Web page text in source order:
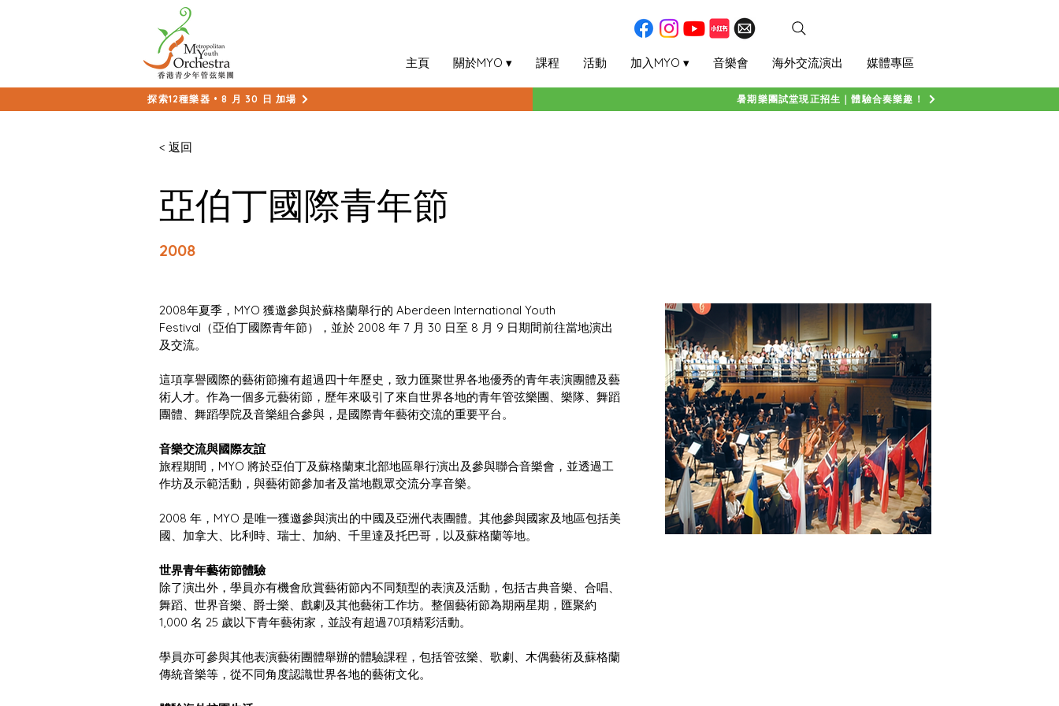
主頁 關於MYO ▾ 課程 活動 加入MYO ▾ 音樂會 海外交流演出 媒體專區
探索12種樂器 • 8 月 30 日 加場 暑期樂團試堂現正招生｜體驗合奏樂趣！
< 返回
亞伯丁國際青年節
2008
2008年夏季，MYO 獲邀參與於蘇格蘭舉行的 Aberdeen International Youth
Festival（亞伯丁國際青年節），並於 2008 年 7 月 30 日至 8 月 9 日期間前往當地演出
及交流。
這項享譽國際的藝術節擁有超過四十年歷史，致力匯聚世界各地優秀的青年表演團體及藝
術人才。作為一個多元藝術節，歷年來吸引了來自世界各地的青年管弦樂團、樂隊、舞蹈
團體、舞蹈學院及音樂組合參與，是國際青年藝術交流的重要平台。
音樂交流與國際友誼
旅程期間，MYO 將於亞伯丁及蘇格蘭東北部地區舉行演出及參與聯合音樂會，並透過工
作坊及示範活動，與藝術節參加者及當地觀眾交流分享音樂。
2008 年，MYO 是唯一獲邀參與演出的中國及亞洲代表團體。其他參與國家及地區包括美
國、加拿大、比利時、瑞士、加納、千里達及托巴哥，以及蘇格蘭等地。
世界青年藝術節體驗
除了演出外，學員亦有機會欣賞藝術節內不同類型的表演及活動，包括古典音樂、合唱、
舞蹈、世界音樂、爵士樂、戲劇及其他藝術工作坊。整個藝術節為期兩星期，匯聚約
1,000 名 25 歲以下青年藝術家，並設有超過70項精彩活動。
學員亦可參與其他表演藝術團體舉辦的體驗課程，包括管弦樂、歌劇、木偶藝術及蘇格蘭
傳統音樂等，從不同角度認識世界各地的藝術文化。